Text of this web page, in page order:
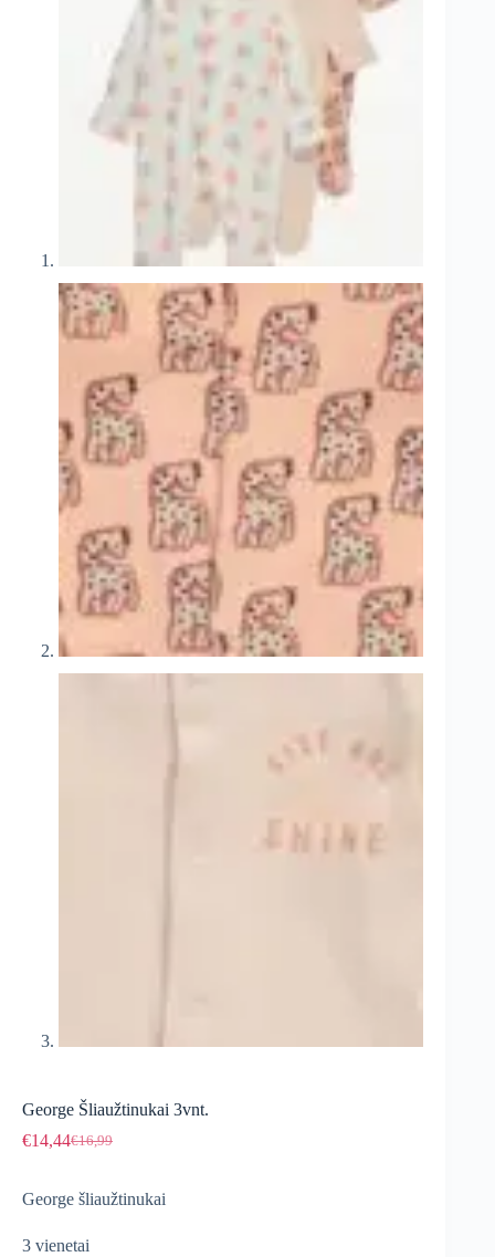
George Šliaužtinukai 3vnt.
€16,99
Original
was:
€16,99.
€14,44Current
is:
€14,44.
George šliaužtinukai
3 vienetai